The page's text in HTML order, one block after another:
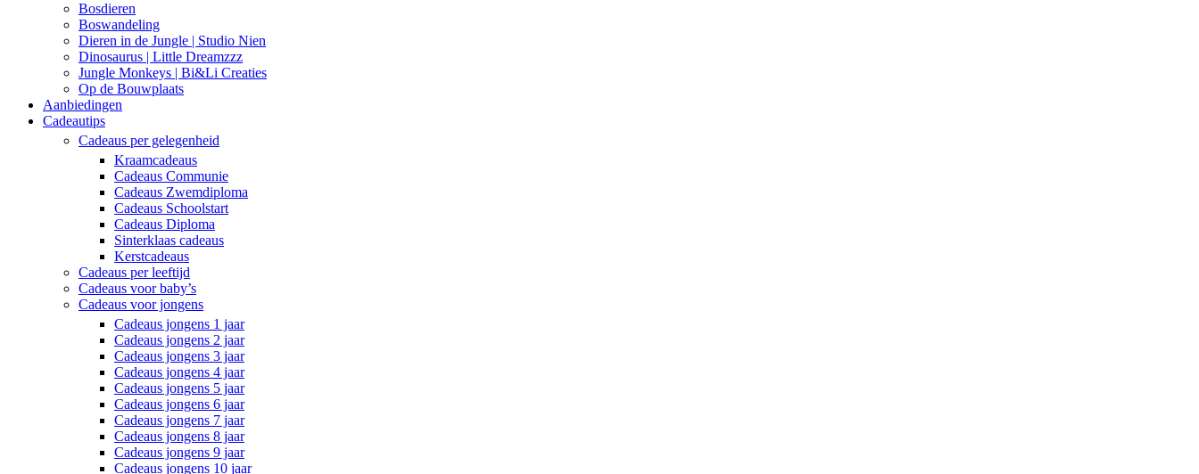
Bosdieren
Boswandeling
Dieren in de Jungle | Studio Nien
Dinosaurus | Little Dreamzzz
Jungle Monkeys | Bi&Li Creaties
Op de Bouwplaats
Aanbiedingen
Cadeautips
Cadeaus per gelegenheid
Kraamcadeaus
Cadeaus Communie
Cadeaus Zwemdiploma
Cadeaus Schoolstart
Cadeaus Diploma
Sinterklaas cadeaus
Kerstcadeaus
Cadeaus per leeftijd
Cadeaus voor baby’s
Cadeaus voor jongens
Cadeaus jongens 1 jaar
Cadeaus jongens 2 jaar
Cadeaus jongens 3 jaar
Cadeaus jongens 4 jaar
Cadeaus jongens 5 jaar
Cadeaus jongens 6 jaar
Cadeaus jongens 7 jaar
Cadeaus jongens 8 jaar
Cadeaus jongens 9 jaar
Cadeaus jongens 10 jaar